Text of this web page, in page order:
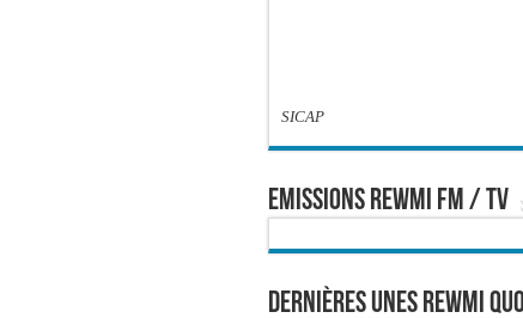
SICAP
EMISSIONS REWMI FM / TV
Dernières Unes Rewmi